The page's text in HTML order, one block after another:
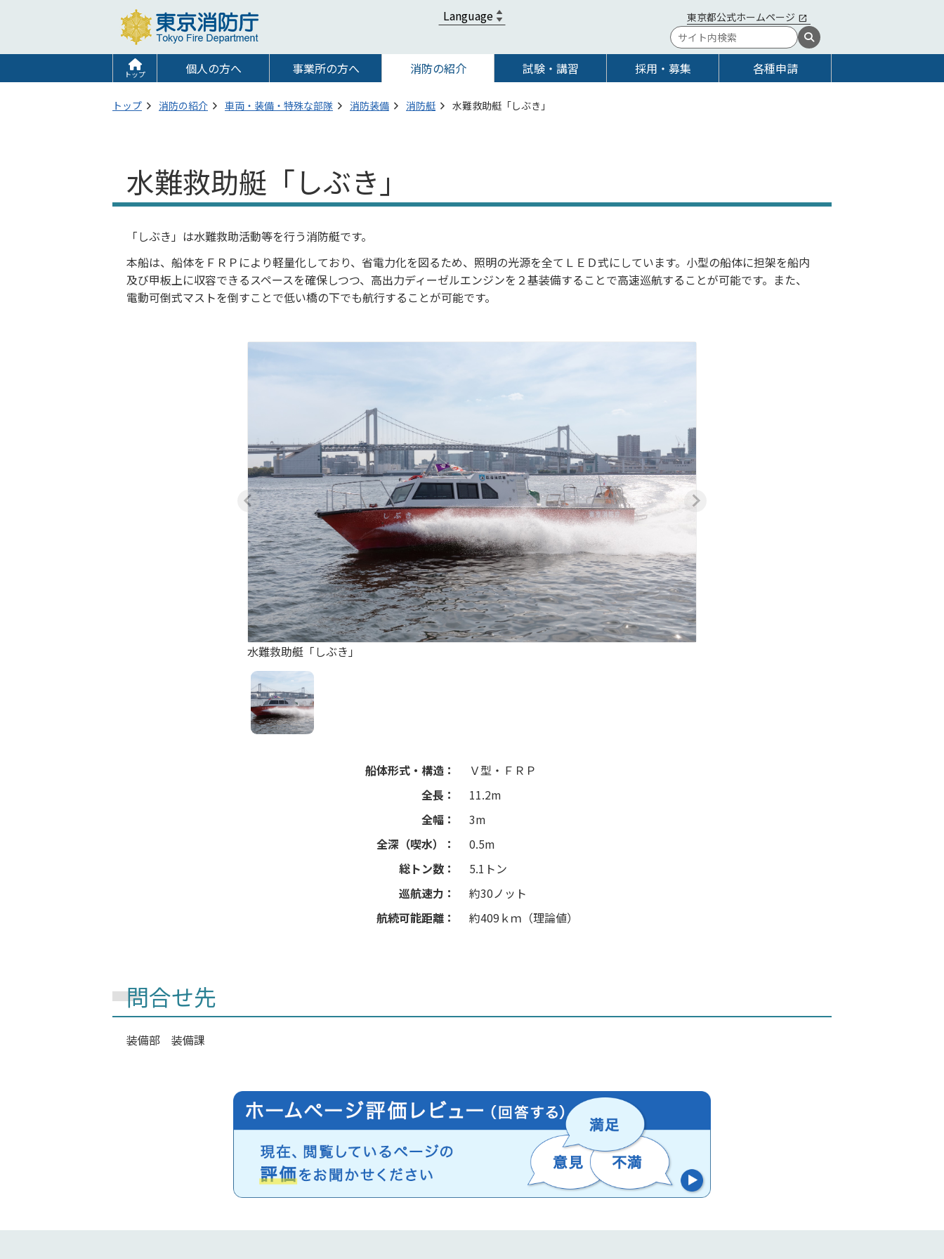
東京都公式ホームページ
トップ 個人の方へ 事業所の方へ 消防の紹介 試験・講習 採用・募集 各種申請
トップ 消防の紹介 車両・装備・特殊な部隊 消防装備 消防艇 水難救助艇「しぶき」
水難救助艇「しぶき」
「しぶき」は水難救助活動等を行う消防艇です。
本船は、船体をＦＲＰにより軽量化しており、省電力化を図るため、照明の光源を全てＬＥＤ式にしています。小型の船体に担架を船内
及び甲板上に収容できるスペースを確保しつつ、高出力ディーゼルエンジンを２基装備することで高速巡航することが可能です。また、
電動可倒式マストを倒すことで低い橋の下でも航行することが可能です。
水難救助艇「しぶき」
船体形式・構造：
Ｖ型・ＦＲＰ
全長：
11.2m
全幅：
3m
全深（喫水）：
0.5m
総トン数：
5.1トン
巡航速力：
約30ノット
航続可能距離：
約409ｋｍ（理論値）
問合せ先
装備部 装備課